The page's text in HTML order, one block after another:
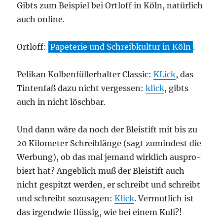
Gibts zum Bei­spiel bei Ortl­off in Köln, natür­lich
auch online.
Ortl­off: Pape­te­rie und Schreib­kul­tur in Köln .
Peli­kan Kol­ben­fül­ler­hal­ter Clas­sic:KLick, das
Tin­ten­faß dazu nicht ver­ges­sen:klick, gibts
auch in nicht löschbar.
Und dann wäre da noch der Blei­stift mit bis zu
20 Kilo­me­ter Schreib­län­ge (sagt zumin­dest die
Wer­bung), ob das mal jemand wirk­lich aus­pro­
biert hat? Angeb­lich muß der Blei­stift auch
nicht gespitzt wer­den, er schreibt und schreibt
und schreibt sozu­sa­gen:Klick. Ver­mut­lich ist
das irgend­wie flüs­sig, wie bei einem Kuli?!